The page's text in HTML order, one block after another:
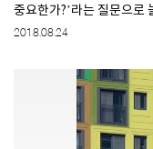
중요한가?’라는 질문으로
2018.08.24